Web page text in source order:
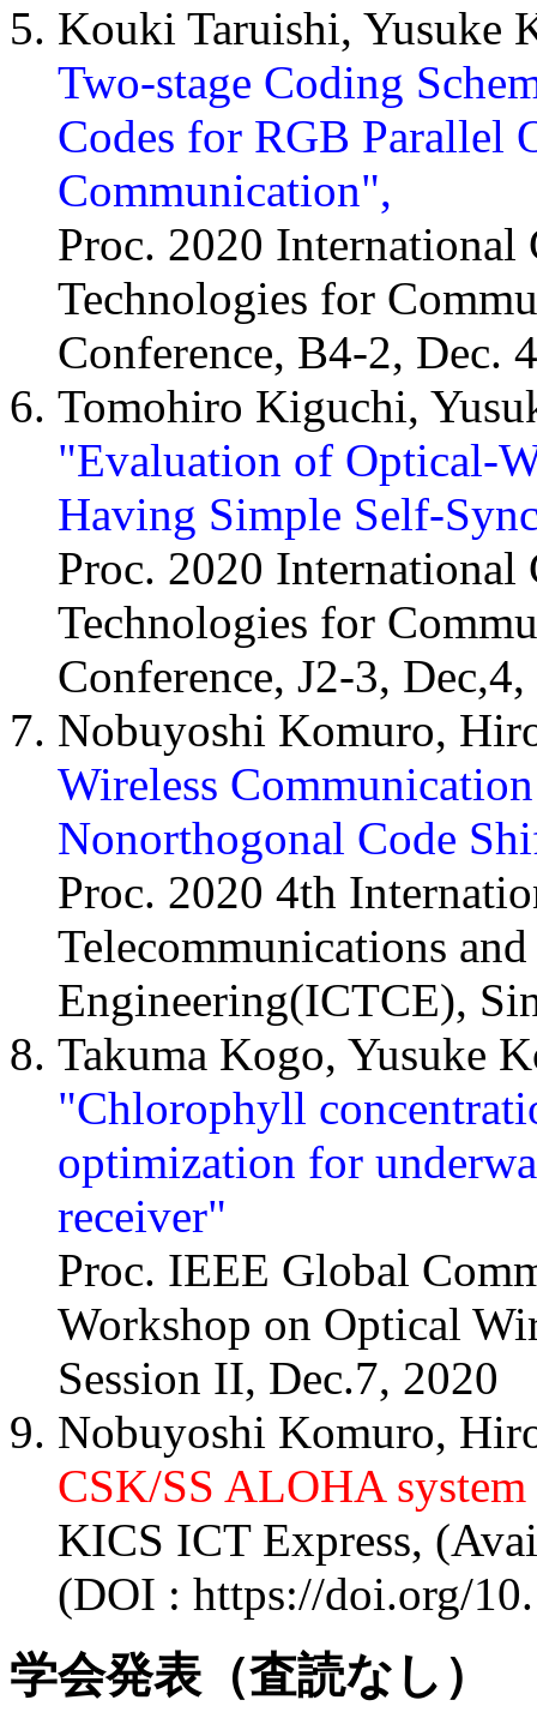
Kouki Taruishi, Yusuke
Two-stage Coding
Codes for RGB Parallel
Communication",
Proc. 2020 International
Technologies for
Conference, B4-2, Dec.
Tomohiro Kiguchi,
"Evaluation of Optical-
Having Simple Self-
Proc. 2020 International
Technologies for
Conference, J2-3,
Nobuyoshi Komuro,
Wireless
Nonorthogonal Code
Proc. 2020 4th
Telecommunications
Engineering(ICTCE),
Takuma Kogo, Yusuke
"Chlorophyll
optimization for
receiver"
Proc. IEEE Global
Workshop on Optical
Session II, Dec.7, 2020
Nobuyoshi Komuro,
CSK/SS ALOHA
KICS ICT Express,
(DOI : https://doi.org/
学会発表（査読なし）